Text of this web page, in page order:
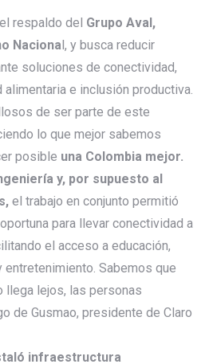
respaldo del Grupo Aval,
Nacional, y busca reducir
soluciones de conectividad,
alimentaria e inclusión productiva.
de ser parte de este
lo que mejor sabemos
posible una Colombia mejor.
y, por supuesto al
el trabajo en conjunto permitió
para llevar conectividad a
el acceso a educación,
Sabemos que
llega lejos, las personas
de Gusmao, presidente de Claro
infraestructura